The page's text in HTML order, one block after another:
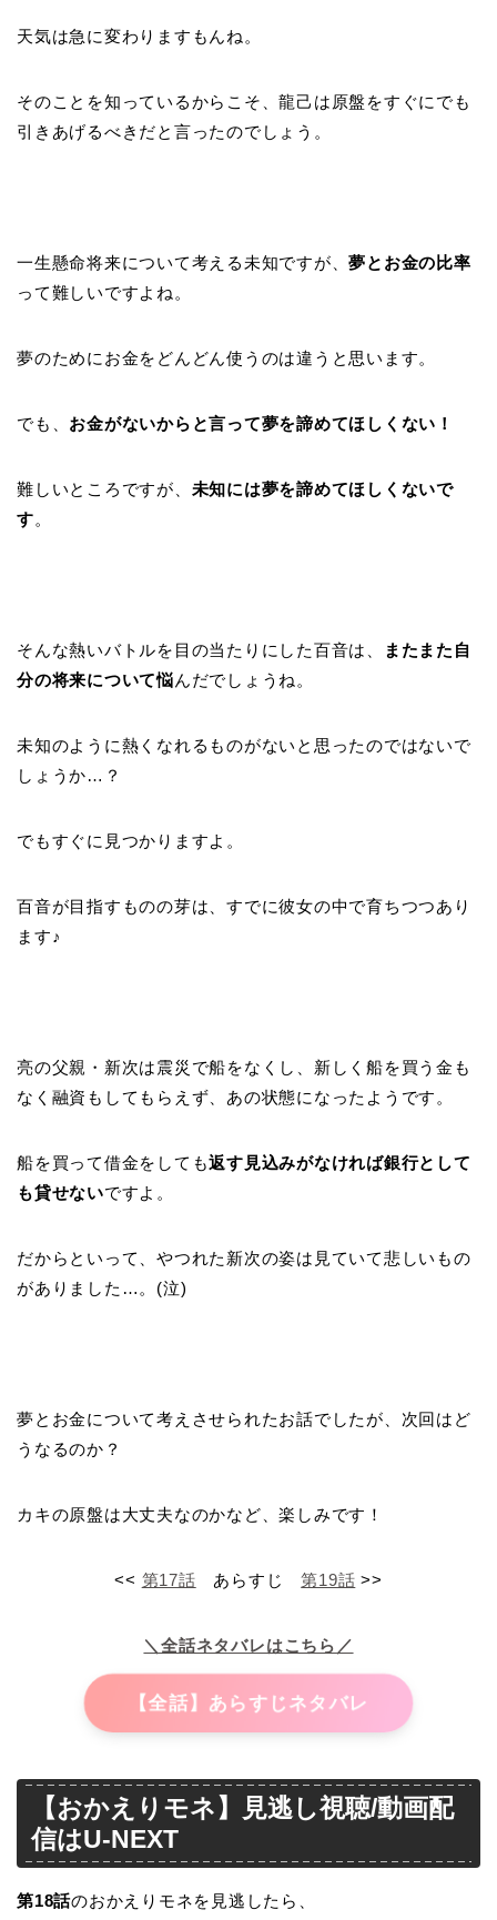
天気は急に変わりますもんね。
そのことを知っているからこそ、龍己は原盤をすぐにでも
引きあげるべきだと言ったのでしょう。
一生懸命将来について考える未知ですが、夢とお金の比率
って難しいですよね。
夢のためにお金をどんどん使うのは違うと思います。
でも、 お金がないからと言って夢を諦めてほしくない！
難しいところですが、 未知には夢を諦めてほしくないで
す。
そんな熱いバトルを目の当たりにした百音は、
またまた自
分の将来について悩んだでしょうね。
未知のように熱くなれるものがないと思ったのではないで
しょうか…？
でもすぐに見つかりますよ。
百音が目指すものの芽は、すでに彼女の中で育ちつつあり
ます♪
亮の父親・新次は震災で船をなくし、新しく船を買う金も
なく融資もしてもらえず、あの状態になったようです。
船を買って借金をしても返す見込みがなければ銀行として
も貸せないですよ。
だからといって、やつれた新次の姿は見ていて悲しいもの
がありました…。(泣)
夢とお金について考えさせられたお話でしたが、次回はど
うなるのか？
カキの原盤は大丈夫なのかなど、楽しみです！
<< 第17話 あらすじ第19話 >>
＼全話ネタバレはこちら／
【全話】あらすじネタバレ
【おかえりモネ】見逃し視聴/動画配
信はU-NEXT
第18話のおかえりモネを見逃したら、